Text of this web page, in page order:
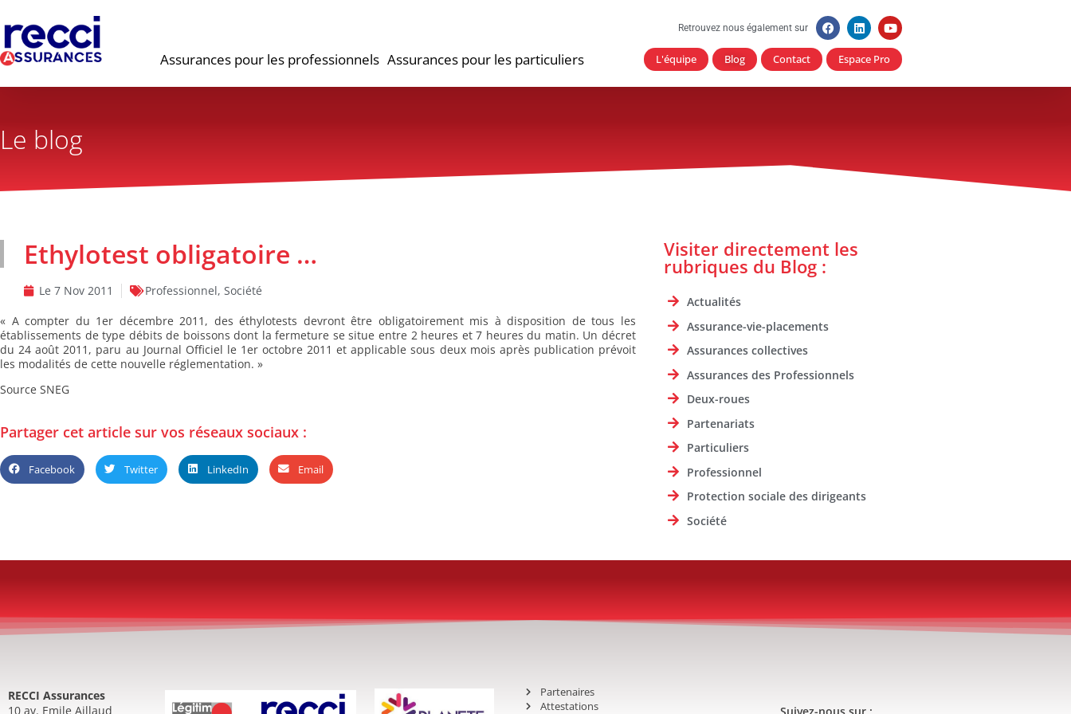
Assurances pour les professionnels Assurances pour les particuliers
Retrouvez nous également sur
L'équipe Blog Contact Espace Pro
Le blog
Ethylotest obligatoire …
Le 7 Nov 2011 Professionnel, Société
« A compter du 1er décembre 2011, des éthylotests devront être obligatoirement mis à disposition de tous les
établissements de type débits de boissons dont la fermeture se situe entre 2 heures et 7 heures du matin. Un décret
du 24 août 2011, paru au Journal Officiel le 1er octobre 2011 et applicable sous deux mois après publication prévoit
les modalités de cette nouvelle réglementation. »
Source SNEG
Partager cet article sur vos réseaux sociaux :
Facebook Twitter LinkedIn Email
Visiter directement les
rubriques du Blog :
Actualités
Assurance-vie-placements
Assurances collectives
Assurances des Professionnels
Deux-roues
Partenariats
Particuliers
Professionnel
Protection sociale des dirigeants
Société
RECCI Assurances
10 av. Emile Aillaud
Partenaires
Attestations
Suivez-nous sur :